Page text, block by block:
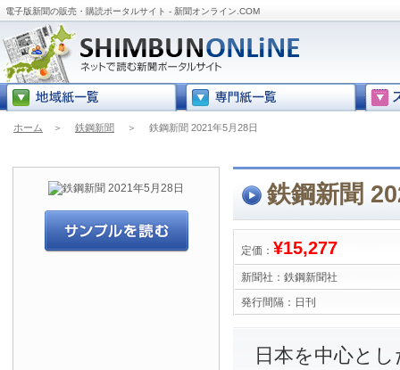
電子版新聞の販売・購読ポータルサイト - 新聞オンライン.COM
ホーム ＞ 鉄鋼新聞 ＞ 鉄鋼新聞 2021年5月28日
鉄鋼新聞
定価： ¥15,277
新聞社： 鉄鋼新聞社
発行間隔： 日刊
日本を中心と